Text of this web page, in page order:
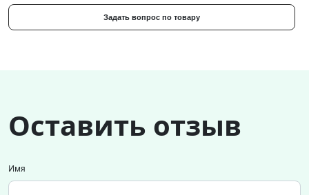
Задать вопрос по товару
Оставить отзыв
Имя